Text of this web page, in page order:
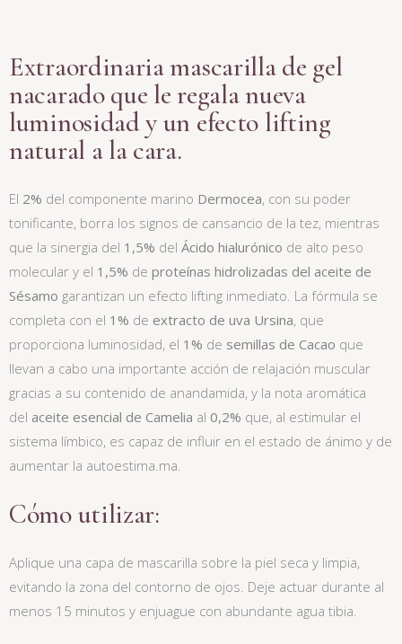
Extraordinaria mascarilla de gel
nacarado que le regala nueva
luminosidad y un efecto lifting
natural a la cara.
El 2% del componente marino Dermocea, con su poder
tonificante, borra los signos de cansancio de la tez, mientras
que la sinergia del 1,5% del Ácido hialurónico de alto peso
molecular y el 1,5% de proteínas hidrolizadas del aceite de
Sésamo garantizan un efecto lifting inmediato. La fórmula se
completa con el 1% de extracto de uva Ursina, que
proporciona luminosidad, el 1% de semillas de Cacao que
llevan a cabo una importante acción de relajación muscular
gracias a su contenido de anandamida, y la nota aromática
del aceite esencial de Camelia al 0,2% que, al estimular el
sistema límbico, es capaz de influir en el estado de ánimo y de
aumentar la autoestima.ma.
Cómo utilizar:
Aplique una capa de mascarilla sobre la piel seca y limpia,
evitando la zona del contorno de ojos. Deje actuar durante al
menos 15 minutos y enjuague con abundante agua tibia.